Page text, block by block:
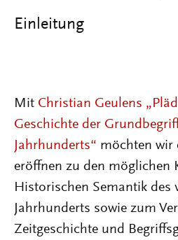
Einleitung
Mit Christian Geulens
Geschichte der
Jahrhunderts“ möchten wir
eröffnen zu den möglichen
Historischen Semantik des
Jahrhunderts sowie zum
Zeitgeschichte und